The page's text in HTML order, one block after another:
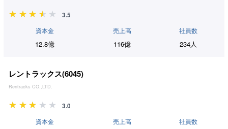
3.5
資本金
12.8億
売上高
116億
社員数
234人
レントラックス(6045)
Rentracks CO.,LTD.
3.0
資本金 売上高 社員数